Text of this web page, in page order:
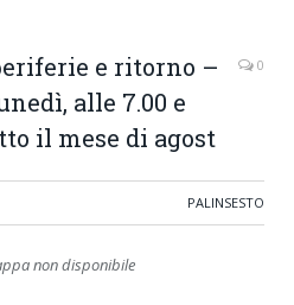
e ritorno –
alle 7.00 e
il mese di agost
0
PALINSESTO
non disponibile